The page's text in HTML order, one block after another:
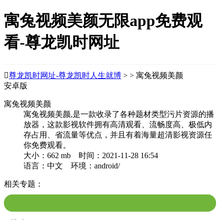
寓兔视频美颜无限app免费观
看-尊龙凯时网址
尊龙凯时网址-尊龙凯时人生就博 > > 寓兔视频美颜
安卓版
寓兔视频美颜
寓兔视频美颜,是一款收录了各种题材类型污片资源的播
放器，这款影视软件拥有高清观看、流畅度高、极低内
存占用、省流量等优点，并且有着海量超清影视资源任
你免费观看。
大小：662 mb 时间：2021-11-28 16:54
语言：中文 环境：android/
相关专题：